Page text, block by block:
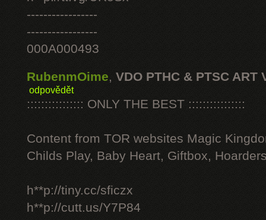
-----------------
-----------------
000A000493
RubenmOime, VDO PTHC & PTSC ART
odpovědět
:::::::::::::::: ONLY THE BEST ::::::::::::::::
Content from TOR websites Magic
Childs Play, Baby Heart, Giftbox,
h**p://tiny.cc/sficzx
h**p://cutt.us/Y7P84